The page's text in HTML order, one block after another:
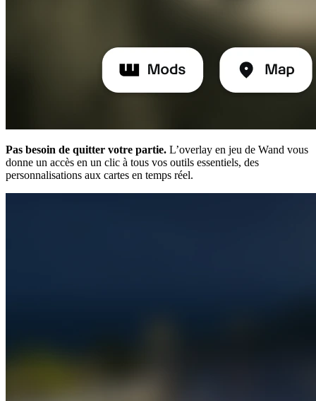
Pas besoin de quitter votre partie. L’overlay en jeu de Wand vous
donne un accès en un clic à tous vos outils essentiels, des
personnalisations aux cartes en temps réel.